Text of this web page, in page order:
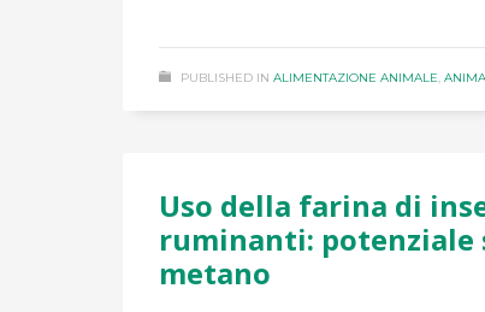
PUBLISHED IN ALIMENTAZIONE ANIMALE,
Uso della farina di
ruminanti: potenziale
metano